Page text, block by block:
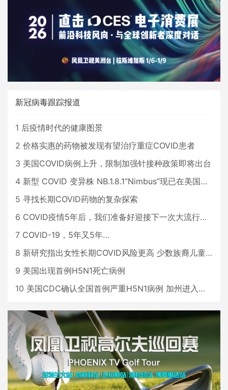
新冠病毒跟踪报道
1 后疫情时代的健康图景
2 价格实惠的药物被发现有望治疗重症COVID患者
3 美国COVID病例上升，限制加强针接种政策即将出台
4 新型 COVID 变异株 NB.1.8.1“Nimbus”现已在美国占据主导地位
5 寻找长期COVID药物的复杂探索
6 COVID疫情5年后，我们准备好迎接下一次大流行了吗？
7 COVID-19，5年又5年…
8 新研究指出女性长期COVID风险更高 少数族裔儿童存在差异
9 美国出现首例H5N1死亡病例
10 美国CDC确认全国首例严重H5N1病例 加州进入紧急状态